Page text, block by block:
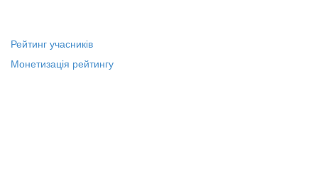
Рейтинг учасників
Монетизація рейтингу